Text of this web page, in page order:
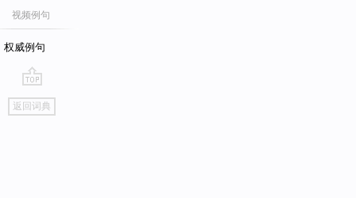
视频例句
权威例句
go
top
返回词典